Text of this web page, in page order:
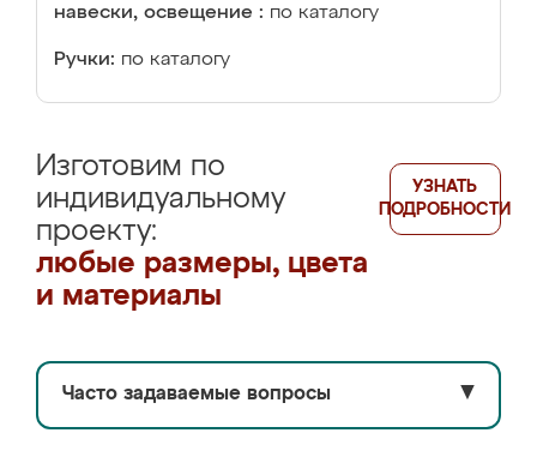
навески, освещение : по каталогу
Ручки: по каталогу
Изготовим по
индивидуальному
проекту:
любые размеры, цвета
и материалы
УЗНАТЬ
ПОДРОБНОСТИ
Часто задаваемые вопросы ▼